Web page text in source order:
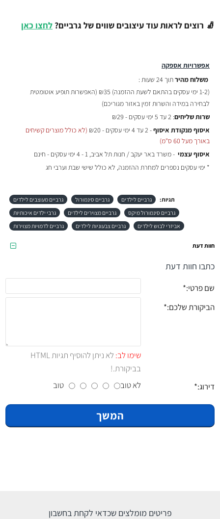
אפשרויות אספקה
משלוח מהירתוך 24 שעות :
(1-2 ימי עסקים בהתאם לשעת ההזמנה)
₪35 (האפשרות תופיע אוטומטית
לבחירה במידה והשרות זמין באזור מגוריכם)
שרות שליחים: 2 עד 5 ימי עסקים - ₪29
איסוף מנקודת איסוף- 2 עד 4 ימי עסקים - ₪20
(לא כולל מוצרים קשיחים
באורך מעל 60 ס"מ)
איסוף עצמי - משרד באר יעקב / חנות תל אביב, 1 - 4 ימי עסקים - חינם
* ימי עסקים נספרים למחרת ההזמנה, לא כולל שישי שבת וערבי חג
🧦 רוצים לראות עוד עיצובים שווים של גרביים? לחצו כאן
תגיות: גרביים לילדים גרביים סינמורול
גרביים מעוצבים לילדים
גרביים סינמורול מיקס
גרביים מצוירים לילדים
גרבי ילדים איכותיות
אביזרי לבוש לילדים
גרביים צבעוניות לילדים גרביים לדמויות מצוירות
חוות דעת
כתבו חוות דעת
שם פרטי:
הביקורת שלכם:
שימו לב:
לא ניתן להוסיף תגיות HTML
בביקורת.!
דירוג:
לא טוב טוב
המשך
פריטים מומלצים שכדאי לקחת בחשבון